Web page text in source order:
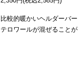
比較的暖かいヘルダーバ
テロワールが混ぜること